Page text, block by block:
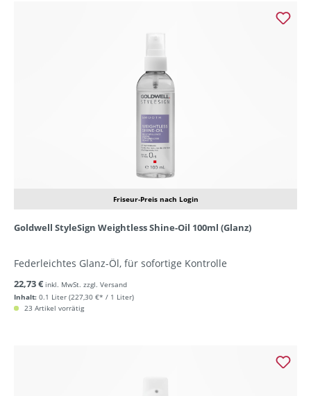
Friseur-Preis nach Login
Goldwell StyleSign Weightless Shine-Oil 100ml (Glanz)
Federleichtes Glanz-Öl, für sofortige Kontrolle
Inhalt: 0.1 Liter (227,30 €* / 1 Liter)
22,73 € inkl. MwSt. zzgl. Versand
23 Artikel vorrätig